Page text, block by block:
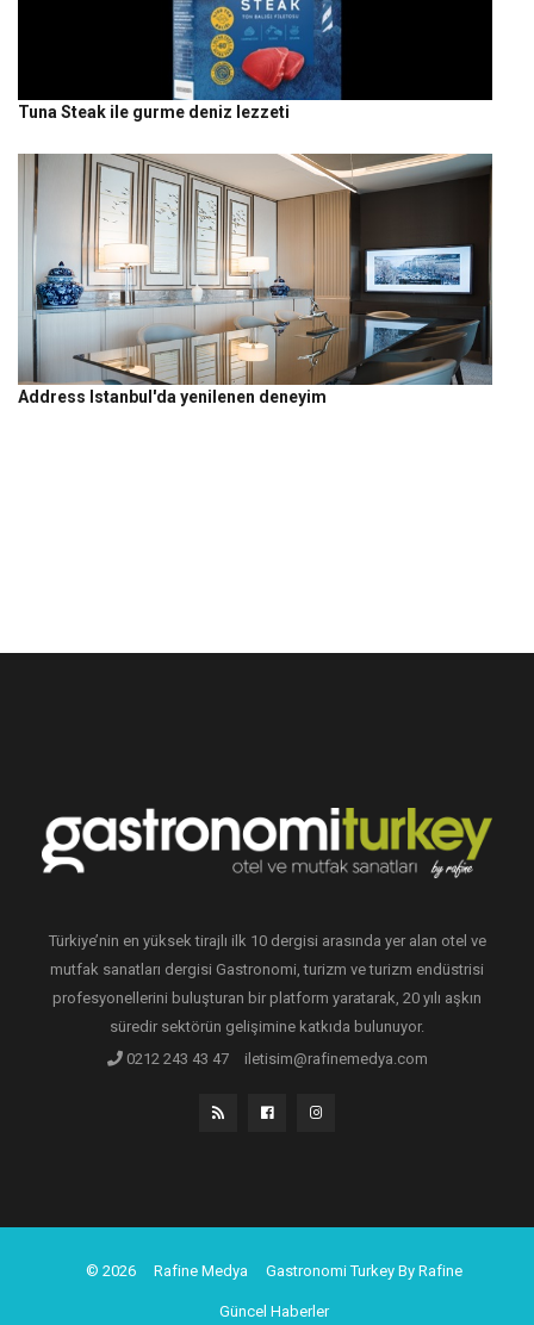
Tuna Steak ile gurme deniz lezzeti
Address Istanbul'da yenilenen deneyim
Türkiye’nin en yüksek tirajlı ilk 10 dergisi arasında yer alan otel ve
mutfak sanatları dergisi Gastronomi, turizm ve turizm endüstrisi
profesyonellerini buluşturan bir platform yaratarak, 20 yılı aşkın
süredir sektörün gelişimine katkıda bulunuyor.
0212 243 43 47
iletisim@rafinemedya.com
© 2026 Rafine Medya Gastronomi Turkey By Rafine
Güncel Haberler